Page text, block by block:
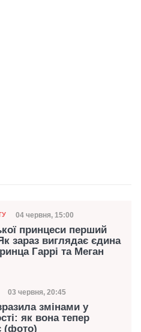
Дата публікації
04 червня, 15:00
принцеси перший
зараз виглядає єдина
Гаррі та Меган
Дата публікації
03 червня, 20:45
змінами у
як вона тепер
(фото)